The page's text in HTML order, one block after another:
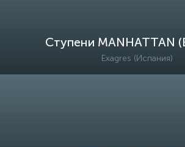
Ступени MANHATTAN
Exagres (Испания)